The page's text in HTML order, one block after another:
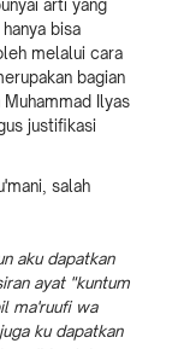
arti yang
bisa
melalui cara
bagian
Ilyas
justifikasi
salah
aku dapatkan
ayat "kuntum
ma'ruufi wa
ku dapatkan